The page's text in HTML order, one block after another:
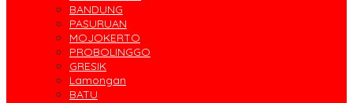
BANDUNG
PASURUAN
MOJOKERTO
PROBOLINGGO
GRESIK
Lamongan
BATU